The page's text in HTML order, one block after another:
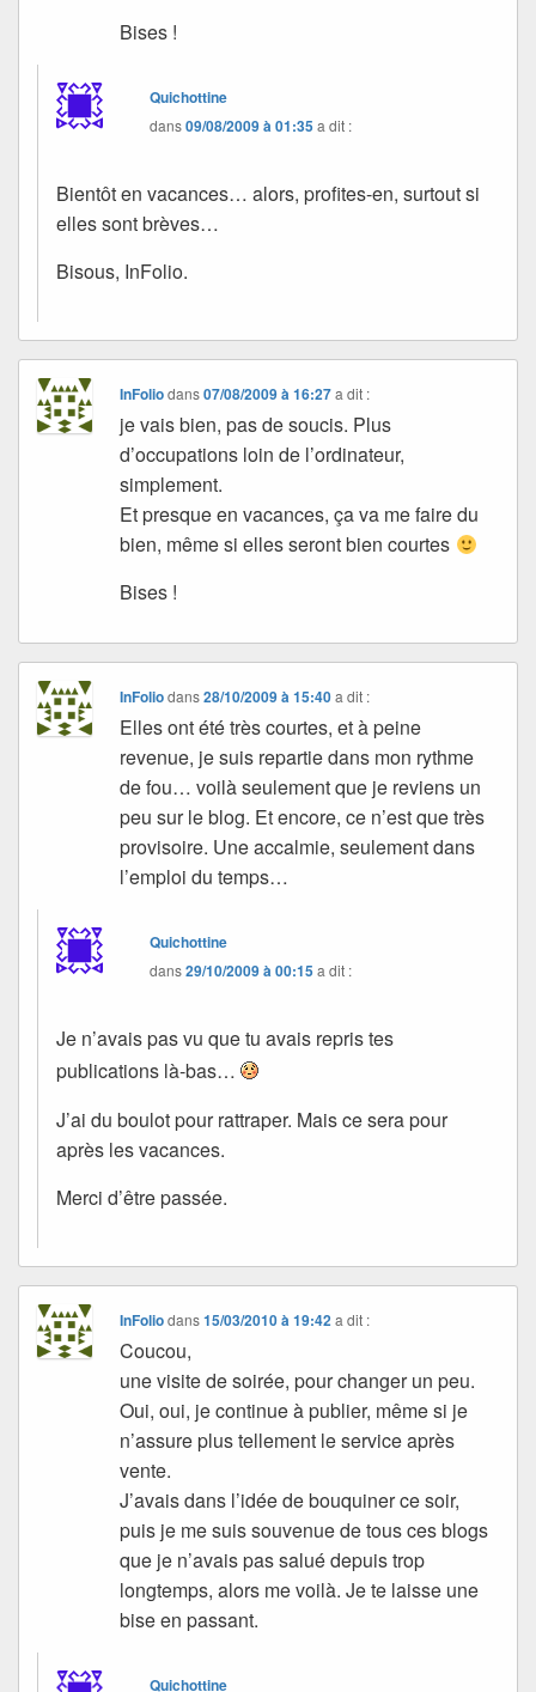
Bises !
Quichottine
dans09/08/2009 à 01:35a dit :
Bientôt en vacances… alors, profites-en, surtout si
elles sont brèves…
Bisous, InFolio.
InFoliodans07/08/2009 à 16:27 a dit :
je vais bien, pas de soucis. Plus
d’occupations loin de l’ordinateur,
simplement.
Et presque en vacances, ça va me faire du
bien, même si elles seront bien courtes
Bises !
InFoliodans28/10/2009 à 15:40 a dit :
Elles ont été très courtes, et à peine
revenue, je suis repartie dans mon rythme
de fou… voilà seulement que je reviens un
peu sur le blog. Et encore, ce n’est que très
provisoire. Une accalmie, seulement dans
l’emploi du temps…
Quichottine
dans29/10/2009 à 00:15a dit :
Je n’avais pas vu que tu avais repris tes
publications là-bas…
J’ai du boulot pour rattraper. Mais ce sera pour
après les vacances.
Merci d’être passée.
InFoliodans15/03/2010 à 19:42 a dit :
Coucou,
une visite de soirée, pour changer un peu.
Oui, oui, je continue à publier, même si je
n’assure plus tellement le service après
vente.
J’avais dans l’idée de bouquiner ce soir,
puis je me suis souvenue de tous ces blogs
que je n’avais pas salué depuis trop
longtemps, alors me voilà. Je te laisse une
bise en passant.
Quichottine